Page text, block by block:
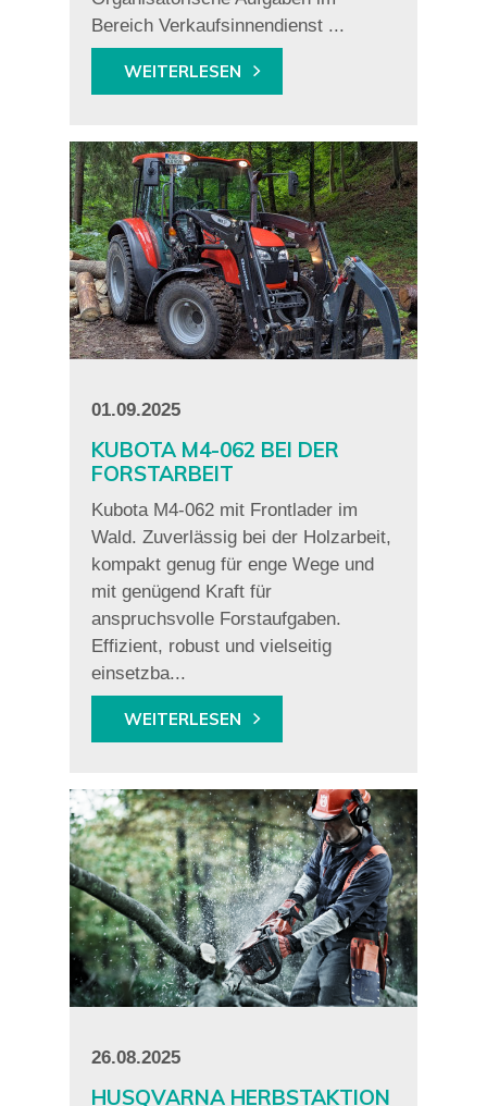
Bereich Verkaufsinnendienst ...
WEITERLESEN
01.09.2025
KUBOTA M4-062 BEI DER
FORSTARBEIT
Kubota M4-062 mit Frontlader im
Wald. Zuverlässig bei der Holzarbeit,
kompakt genug für enge Wege und
mit genügend Kraft für
anspruchsvolle Forstaufgaben.
Effizient, robust und vielseitig
einsetzba...
WEITERLESEN
26.08.2025
HUSQVARNA HERBSTAKTION